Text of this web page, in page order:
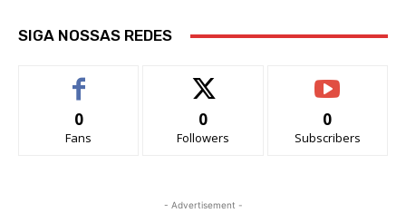
SIGA NOSSAS REDES
0
Fans
0
Followers
0
Subscribers
- Advertisement -